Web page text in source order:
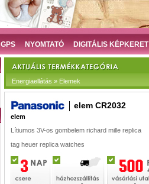
GPS NYOMTATÓ DIGITÁLIS KÉPKERET
Energiaellátás » Elemek
elem CR2032
elem
Lítiumos 3V-os gombelem richard mille replica
tag heuer replica watches